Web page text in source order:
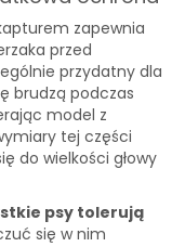
zapewnia
przed
przydatny dla
brudzą podczas
model z
tej części
do wielkości głowy
psy tolerują
się w nim